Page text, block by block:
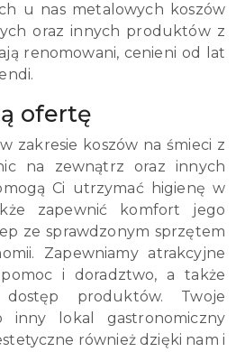
u nas metalowych koszów
oraz innych produktów z
renomowani, cenieni od lat
ofertę
zakresie koszów na śmieci z
na zewnątrz oraz innych
Ci utrzymać higienę w
zapewnić komfort jego
ze sprawdzonym sprzętem
Zapewniamy atrakcyjne
i doradztwo, a także
produktów. Twoje
inny lokal gastronomiczny
również dzięki nam i